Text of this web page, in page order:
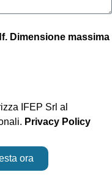
Dimensione massima
IFEP Srl al
Privacy Policy
ora